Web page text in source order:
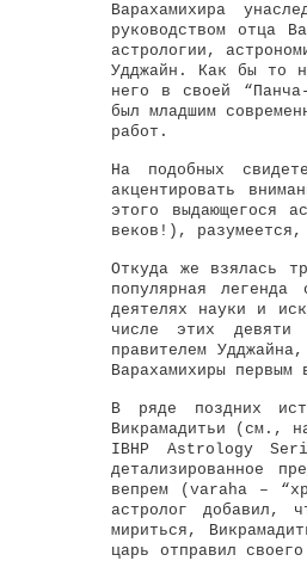
Варахамихира
руководством отца
астрологии,
Удджайн. Как бы то
него в своей
был младшим
работ.
На подобных
акцентировать
этого выдающегося
веков!), разумеется,
Откуда же взялась
популярная легенда
деятелях науки и
числе этих девяти
правителем
Варахамихиры
В ряде поздних
Викрамадитьи
IBHP Astrology
детализированное
вепрем (varaha –
астролог добавил,
мириться,
царь отправил